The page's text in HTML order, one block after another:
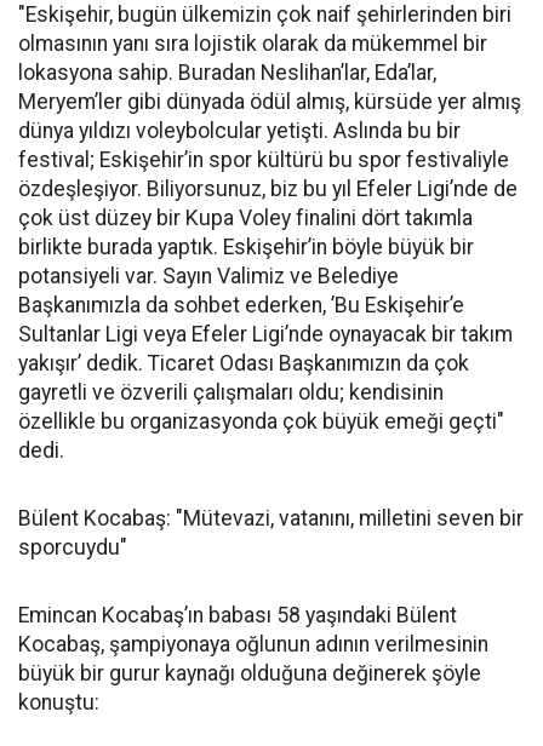
"Eskişehir, bugün ülkemizin çok naif şehirlerinden biri
olmasının yanı sıra lojistik olarak da mükemmel bir
lokasyona sahip. Buradan Neslihan’lar, Eda’lar,
Meryem’ler gibi dünyada ödül almış, kürsüde yer almış
dünya yıldızı voleybolcular yetişti. Aslında bu bir
festival; Eskişehir’in spor kültürü bu spor festivaliyle
özdeşleşiyor. Biliyorsunuz, biz bu yıl Efeler Ligi’nde de
çok üst düzey bir Kupa Voley finalini dört takımla
birlikte burada yaptık. Eskişehir’in böyle büyük bir
potansiyeli var. Sayın Valimiz ve Belediye
Başkanımızla da sohbet ederken, ’Bu Eskişehir’e
Sultanlar Ligi veya Efeler Ligi’nde oynayacak bir takım
yakışır’ dedik. Ticaret Odası Başkanımızın da çok
gayretli ve özverili çalışmaları oldu; kendisinin
özellikle bu organizasyonda çok büyük emeği geçti"
dedi.
Bülent Kocabaş: "Mütevazi, vatanını, milletini seven bir
sporcuydu"
Emincan Kocabaş’ın babası 58 yaşındaki Bülent
Kocabaş, şampiyonaya oğlunun adının verilmesinin
büyük bir gurur kaynağı olduğuna değinerek şöyle
konuştu: